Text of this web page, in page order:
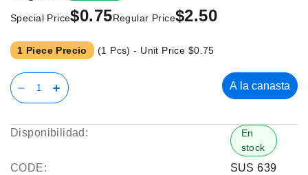
la
galería
de
Special Price$0.75Regular Price$2.50
1 Piece Precio (1 Pcs) - Unit Price $0.75
A la canasta
Disponibilidad:
En
stock
CODE:
SUS 639